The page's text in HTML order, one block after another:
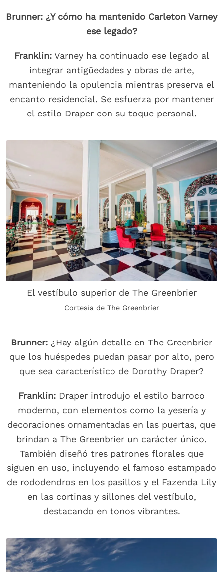
Brunner: ¿Y cómo ha mantenido Carleton Varney
ese legado?
Franklin:Varney ha continuado ese legado al
integrar antigüedades y obras de arte,
manteniendo la opulencia mientras preserva el
encanto residencial. Se esfuerza por mantener
el estilo Draper con su toque personal.
El vestíbulo superior de The Greenbrier
Cortesía de The Greenbrier
Brunner: ¿Hay algún detalle en The Greenbrier
que los huéspedes puedan pasar por alto, pero
que sea característico de Dorothy Draper?
Franklin: Draper introdujo el estilo barroco
moderno, con elementos como la yesería y
decoraciones ornamentadas en las puertas, que
brindan a The Greenbrier un carácter único.
También diseñó tres patrones florales que
siguen en uso, incluyendo el famoso estampado
de rododendros en los pasillos y el Fazenda Lily
en las cortinas y sillones del vestíbulo,
destacando en tonos vibrantes.